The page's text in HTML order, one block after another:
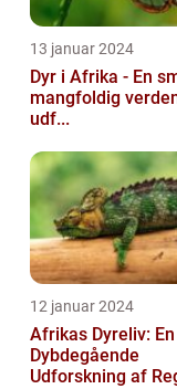
13 januar 2024
Dyr i Afrika - En
mangfoldig
udf...
12 januar 2024
Afrikas Dyreliv: En
Dybdegående
Udforskning af